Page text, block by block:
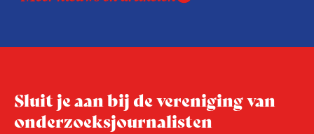
Sluit je aan bij de vereniging van
onderzoeksjournalisten